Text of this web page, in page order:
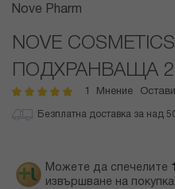
Преминете
началото
галерия
със
Nove Pharm
NOVE
ПОДХРАНВАЩА
рейтинг:
Мнение
Безплатна доставка за над
Можете да спечелите
извършване на